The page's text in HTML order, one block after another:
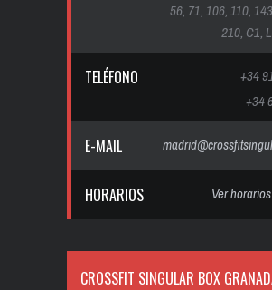
56, 71, 106, 110,
210, C1,
TELÉFONO
+34
+34
E-MAIL
HORARIOS Ver
CROSSFIT SINGULAR BOX